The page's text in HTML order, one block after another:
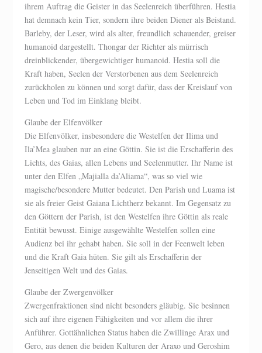
ihrem Auftrag die Geister in das Seelenreich überführen. Hestia
hat demnach kein Tier, sondern ihre beiden Diener als Beistand.
Barleby, der Leser, wird als alter, freundlich schauender, greiser
humanoid dargestellt. Thongar der Richter als mürrisch
dreinblickender, übergewichtiger humanoid. Hestia soll die
Kraft haben, Seelen der Verstorbenen aus dem Seelenreich
zurückholen zu können und sorgt dafür, dass der Kreislauf von
Leben und Tod im Einklang bleibt.
Glaube der Elfenvölker
Die Elfenvölker, insbesondere die Westelfen der Ilima und
Ila’Mea glauben nur an eine Göttin. Sie ist die Erschafferin des
Lichts, des Gaias, allen Lebens und Seelenmutter. Ihr Name ist
unter den Elfen „Majialla da’Aliama“, was so viel wie
magische/besondere Mutter bedeutet. Den Parish und Luama ist
sie als freier Geist Gaiana Lichtherz bekannt. Im Gegensatz zu
den Göttern der Parish, ist den Westelfen ihre Göttin als reale
Entität bewusst. Einige ausgewählte Westelfen sollen eine
Audienz bei ihr gehabt haben. Sie soll in der Feenwelt leben
und die Kraft Gaia hüten. Sie gilt als Erschafferin der
Jenseitigen Welt und des Gaias.
Glaube der Zwergenvölker
Zwergenfraktionen sind nicht besonders gläubig. Sie besinnen
sich auf ihre eigenen Fähigkeiten und vor allem die ihrer
Anführer. Gottähnlichen Status haben die Zwillinge Arax und
Gero, aus denen die beiden Kulturen der Araxo und Geroshim